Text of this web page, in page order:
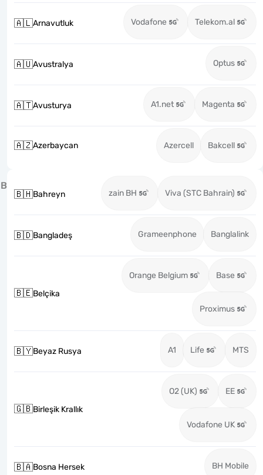
🇦🇱Arnavutluk Vodafone Telekom.al
🇦🇺Avustralya Optus
🇦🇹Avusturya A1.net Magenta
🇦🇿Azerbaycan Azercell Bakcell
B
🇧🇭Bahreyn zain BH Viva (STC Bahrain)
🇧🇩Bangladeş Grameenphone Banglalink
🇧🇪Belçika
Orange Belgium Base
Proximus
🇧🇾Beyaz Rusya A1 Life MTS
🇬🇧Birleşik Krallık
O2 (UK) EE
Vodafone UK
🇧🇦Bosna Hersek BH Mobile